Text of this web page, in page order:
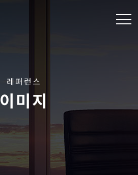
레퍼런스
이미지